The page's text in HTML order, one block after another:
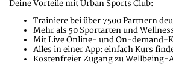
Deine Vorteile mit Urban Sports Club:
Trainiere bei über 7500 Partnern
Mehr als 50 Sportarten und
Mit Live Online- und On-demand-
Alles in einer App: einfach Kurs
Kostenfreier Zugang zu Wellbeing-